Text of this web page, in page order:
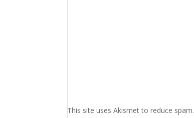
This site uses Akismet to reduce spam.